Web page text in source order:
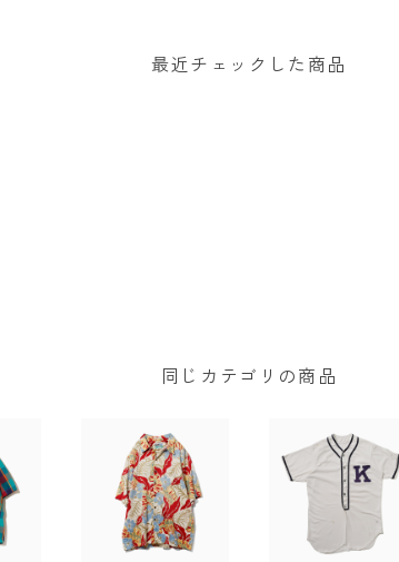
最近チェックした商品
同じカテゴリの商品